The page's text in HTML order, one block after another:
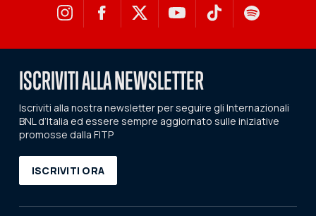
ISCRIVITI ALLA NEWSLETTER
Iscriviti alla nostra newsletter per seguire gli Internazionali
BNL d’Italia ed essere sempre aggiornato sulle iniziative
promosse dalla FITP
ISCRIVITI ORA